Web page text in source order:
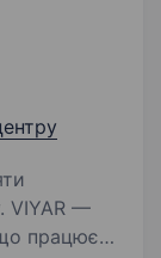
працює